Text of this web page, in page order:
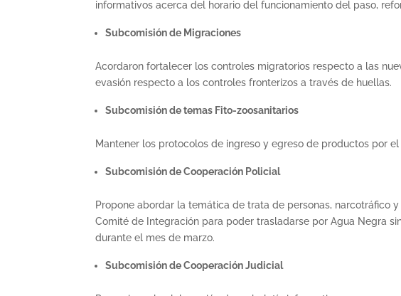
informativos acerca del horario del funcionamiento del paso,
Subcomisión de Migraciones
Acordaron fortalecer los controles migratorios respecto a las
evasión respecto a los controles fronterizos a través de huellas.
Subcomisión de temas Fito-zoosanitarios
Mantener los protocolos de ingreso y egreso de productos por el
Subcomisión de Cooperación Policial
Propone abordar la temática de trata de personas, narcotráfico
Comité de Integración para poder trasladarse por Agua Negra
durante el mes de marzo.
Subcomisión de Cooperación Judicial